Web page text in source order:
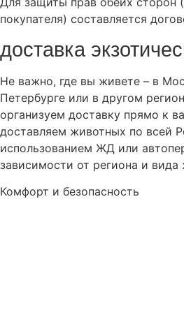
покупателя) составляется
доставка
Не важно, где вы живете – в
Петербурге или в другом
организуем доставку прямо к
доставляем животных по всей
использованием ЖД или
зависимости от региона и вида
Комфорт и безопасность